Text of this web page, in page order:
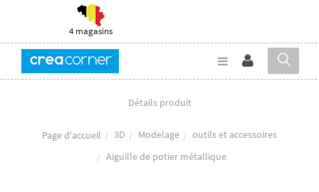
4 magasins
Détails produit
Page d'accueil 3D Modelage
outils et accessoires
Aiguille de potier métallique